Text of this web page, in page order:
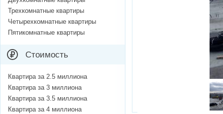
Трехкомнатные квартиры
Четырехкомнатные квартиры
Пятикомнатные квартиры
Стоимость
Квартира за 2.5 миллиона
Квартира за 3 миллиона
Квартира за 3.5 миллиона
Квартира за 4 миллиона